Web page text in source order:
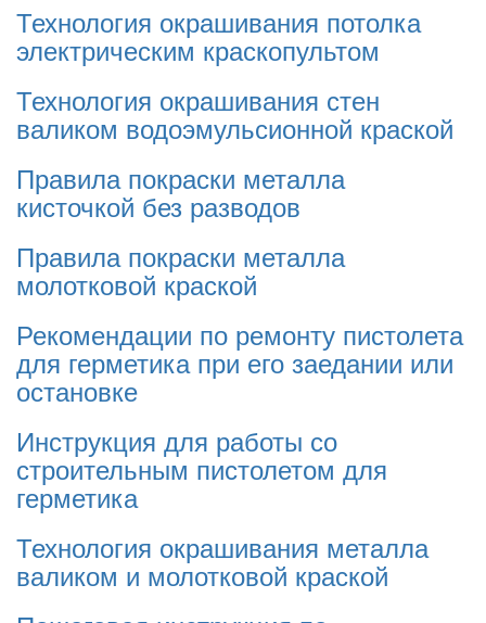
Технология окрашивания потолка
электрическим краскопультом
Технология окрашивания стен
валиком водоэмульсионной краской
Правила покраски металла
кисточкой без разводов
Правила покраски металла
молотковой краской
Рекомендации по ремонту пистолета
для герметика при его заедании или
остановке
Инструкция для работы со
строительным пистолетом для
герметика
Технология окрашивания металла
валиком и молотковой краской